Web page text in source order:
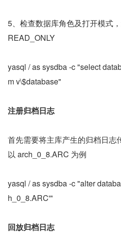
5、检查数据库角色及打开模式
READ_ONLY
yasql / as sysdba -c "select
m v\$database"
注册归档日志
首先需要将主库产生的归档日志
以 arch_0_8.ARC 为例
yasql / as sysdba -c "alter
h_0_8.ARC'"
回放归档日志